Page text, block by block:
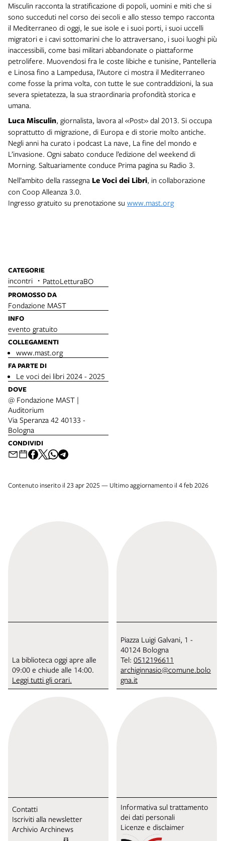
Misculin racconta la stratificazione di popoli, uomini e miti che si
sono succeduti nel corso dei secoli e allo stesso tempo racconta
il Mediterraneo di oggi, le sue isole e i suoi porti, i suoi uccelli
migratori e i cavi sottomarini che lo attraversano, i suoi luoghi più
inaccessibili, come basi militari abbandonate o piattaforme
petrolifere. Muovendosi fra le coste libiche e tunisine, Pantelleria
e Linosa fino a Lampedusa, l’Autore ci mostra il Mediterraneo
come fosse la prima volta, con tutte le sue contraddizioni, la sua
severa spietatezza, la sua straordinaria profondità storica e
umana.
Luca Misculin, giornalista, lavora al «Post» dal 2013. Si occupa
soprattutto di migrazione, di Europa e di storie molto antiche.
Negli anni ha curato i podcast La nave, La fine del mondo e
L’invasione. Ogni sabato conduce l’edizione del weekend di
Morning. Saltuariamente conduce Prima pagina su Radio 3.
Nell’ambito della rassegna Le Voci dei Libri, in collaborazione
con Coop Alleanza 3.0.
Ingresso gratuito su prenotazione su www.mast.org
CATEGORIE
incontri PattoLetturaBO
PROMOSSO DA
Fondazione MAST
INFO
evento gratuito
COLLEGAMENTI
www.mast.org
FA PARTE DI
Le voci dei libri 2024 - 2025
DOVE
@ Fondazione MAST |
Auditorium
Via Speranza 42 40133 -
Bologna
CONDIVIDI
Contenuto inserito il 23 apr 2025 — Ultimo aggiornamento il 4 feb 2026
La biblioteca oggi apre alle
09:00 e chiude alle 14:00.
Leggi tutti gli orari.
Piazza Luigi Galvani, 1 -
40124 Bologna
Tel: 0512196611
archiginnasio@comune.bolo
gna.it
Contatti
Iscriviti alla newsletter
Archivio Archinews
Informativa sul trattamento
dei dati personali
Licenze e disclaimer